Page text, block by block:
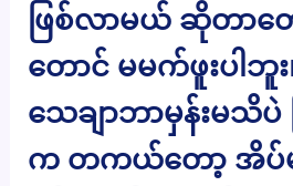
ဖြစ်လာမယ် ဆိုတာ
တောင် မမက်ဖူးပါ
သေချာဘာမှန်းမသိ
က တကယ်တော့ အိပ်